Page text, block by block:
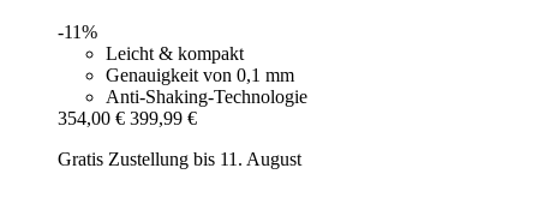
-11%
Leicht & kompakt
Genauigkeit von 0,1 mm
Anti-Shaking-Technologie
354,00 € 399,99 €
Gratis Zustellung bis 11. August